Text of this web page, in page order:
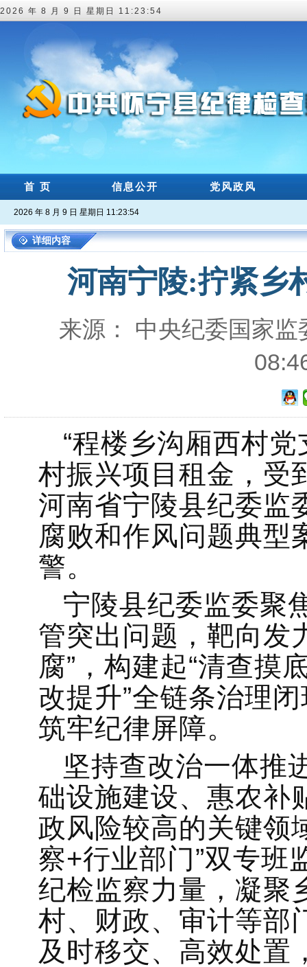
2026 年 8 月 9 日 星期日 11:23:55
首 页 信息公开 党风政风
2026 年 8 月 9 日 星期日 11:23:55
详细内容
河南宁陵:拧紧乡
来源： 中央纪委国家
“程楼乡沟厢西村
村振兴项目租金，
河南省宁陵县纪委监
腐败和作风问题典型
警。
宁陵县纪委监委聚
管突出问题，靶向发
腐”，构建起“清查
改提升”全链条治理
筑牢纪律屏障。
坚持查改治一体推
础设施建设、惠农补
政风险较高的关键领
察+行业部门”双专班
纪检监察力量，凝聚
村、财政、审计等部
及时移交、高效处置